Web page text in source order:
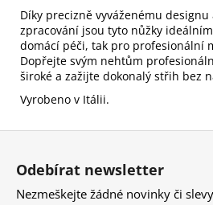
Díky precizně vyváženému designu
zpracování jsou tyto nůžky
domácí péči, tak pro profesionální
Dopřejte svým nehtům
široké a zažijte dokonalý střih bez
Vyrobeno v Itálii.
Kč
Z
Odebírat newsletter
Nezmeškejte žádné novinky či